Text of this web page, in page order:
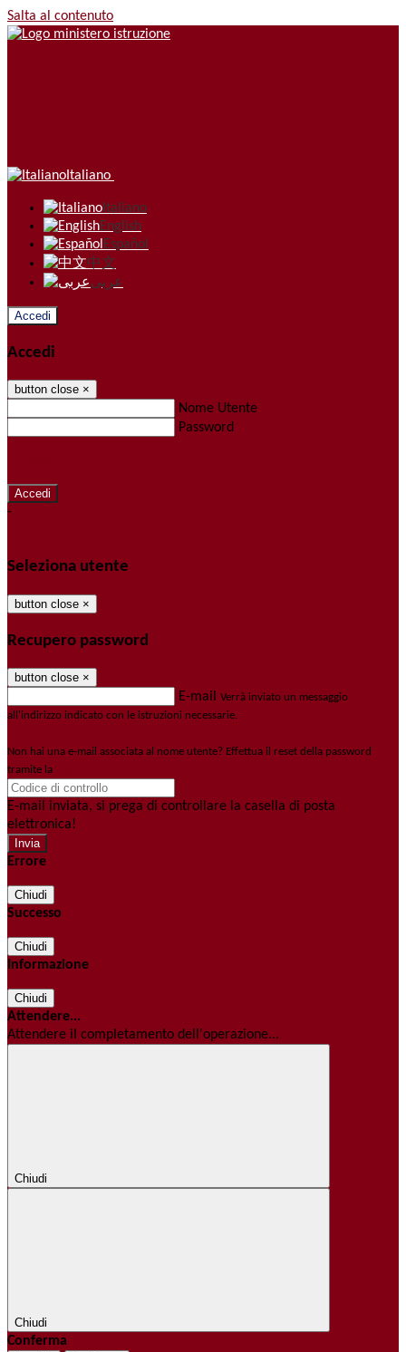
Salta al contenuto
Italiano
Italiano
English
Español
中文
عربى
Accedi
Accedi
button close ×
Nome Utente
Password
-
Seleziona utente
button close ×
Recupero password
button close ×
E-mail Verrà inviato un messaggio
all'indirizzo indicato con le istruzioni necessarie.
Non hai una e-mail associata al nome utente? Effettua il reset della password
tramite la
E-mail inviata, si prega di controllare la casella di posta
elettronica!
Errore
Chiudi
Successo
Chiudi
Informazione
Chiudi
Attendere...
Attendere il completamento dell'operazione...
Chiudi
Chiudi
Conferma